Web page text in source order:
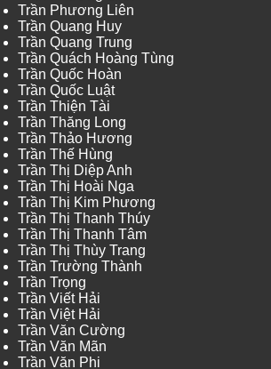
Trần Phương Liên
Trần Quang Huy
Trần Quang Trung
Trần Quách Hoàng Tùng
Trần Quốc Hoàn
Trần Quốc Luật
Trần Thiện Tài
Trần Thăng Long
Trần Thảo Hương
Trần Thế Hùng
Trần Thị Diệp Anh
Trần Thị Hoài Nga
Trần Thị Kim Phương
Trần Thị Thanh Thúy
Trần Thị Thanh Tâm
Trần Thị Thùy Trang
Trần Trường Thành
Trần Trọng
Trần Viết Hải
Trần Việt Hải
Trần Văn Cường
Trần Văn Mãn
Trần Văn Phi